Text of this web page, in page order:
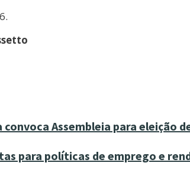
Assembleia para eleição
para políticas de emprego e